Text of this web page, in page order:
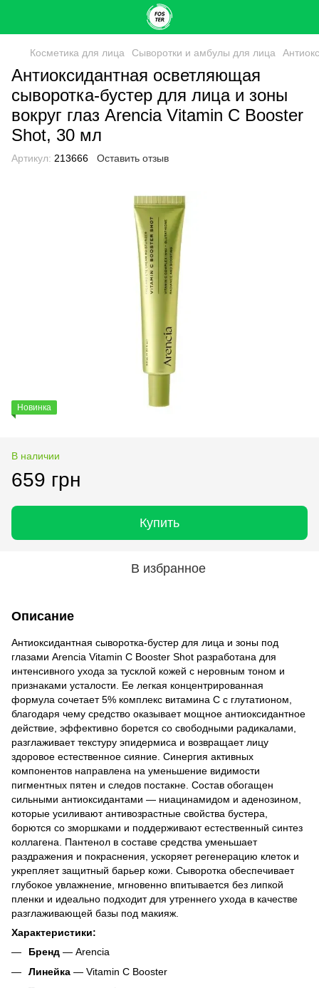
Косметика для лица Сыворотки и амбулы для лица
Антиоксидантная осветляющая
сыворотка-бустер для лица и зоны
вокруг глаз Arencia Vitamin C Booster
Shot, 30 мл
Артикул: 213666 Оставить отзыв
Новинка
В наличии
659 грн
Купить
В избранное
Описание
Антиоксидантная сыворотка-бустер для лица и зоны под
глазами Arencia Vitamin C Booster Shot разработана для
интенсивного ухода за тусклой кожей с неровным тоном и
признаками усталости. Ее легкая концентрированная
формула сочетает 5% комплекс витамина C с глутатионом,
благодаря чему средство оказывает мощное антиоксидантное
действие, эффективно борется со свободными радикалами,
разглаживает текстуру эпидермиса и возвращает лицу
здоровое естественное сияние. Синергия активных
компонентов направлена на уменьшение видимости
пигментных пятен и следов постакне. Состав обогащен
сильными антиоксидантами — ниацинамидом и аденозином,
которые усиливают антивозрастные свойства бустера,
борются со зморшками и поддерживают естественный синтез
коллагена. Пантенол в составе средства уменьшает
раздражения и покраснения, ускоряет регенерацию клеток и
укрепляет защитный барьер кожи. Сыворотка обеспечивает
глубокое увлажнение, мгновенно впитывается без липкой
пленки и идеально подходит для утреннего ухода в качестве
разглаживающей базы под макияж.
Характеристики:
Бренд — Arencia
Линейка — Vitamin C Booster